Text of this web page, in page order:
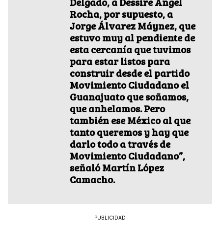
Rocha, por supuesto, a
Jorge Álvarez Máynez, que
estuvo muy al pendiente de
esta cercanía que tuvimos
para estar listos para
construir desde el partido
Movimiento Ciudadano el
Guanajuato que soñamos,
que anhelamos. Pero
también ese México al que
tanto queremos y hay que
darlo todo a través de
Movimiento Ciudadano”,
señaló Martín López
Camacho.
PUBLICIDAD